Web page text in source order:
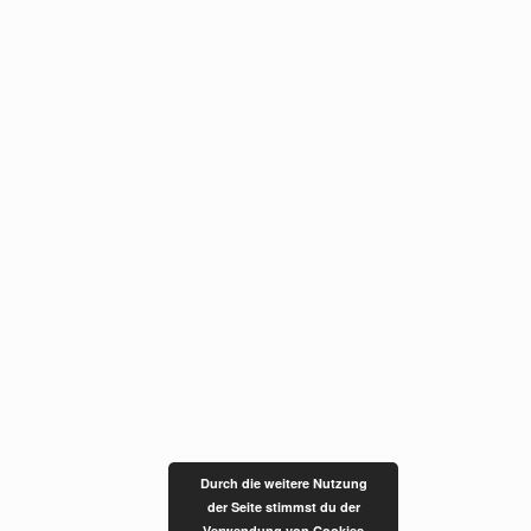
Durch die weitere Nutzung
der Seite stimmst du der